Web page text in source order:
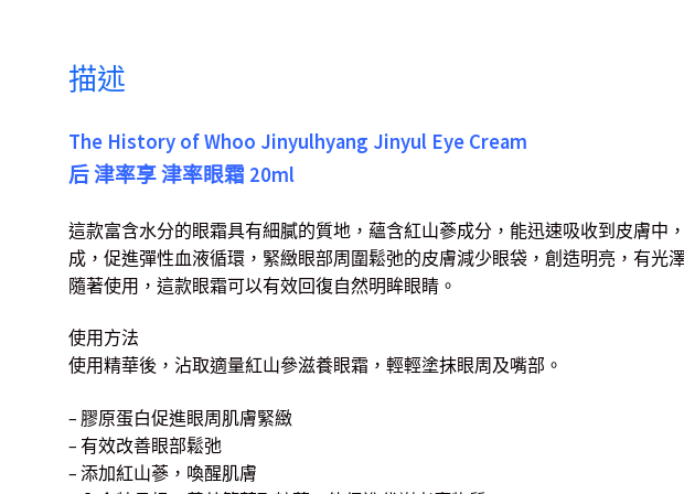
描述
The History of Whoo Jinyulhyang Jinyul Eye Cream
后 津率享 津率眼霜 20ml
這款富含水分的眼霜具有細膩的質地，蘊含紅山蔘成分，能迅速吸收到皮膚中
成，促進彈性血液循環，緊緻眼部周圍鬆弛的皮膚減少眼袋，創造明亮，有光
隨著使用，這款眼霜可以有效回復自然明眸眼睛。
使用方法
使用精華後，沾取適量紅山參滋養眼霜，輕輕塗抹眼周及嘴部。
– 膠原蛋白促進眼周肌膚緊緻
– 有效改善眼部鬆弛
– 添加紅山蔘，喚醒肌膚